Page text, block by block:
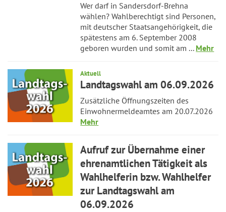
Wer darf in Sandersdorf-Brehna
wählen? Wahlberechtigt sind Personen,
mit deutscher Staatsangehörigkeit, die
spätestens am 6. September 2008
geboren wurden und somit am ... Mehr
Aktuell
Landtagswahl am 06.09.2026
Zusätzliche Öffnungszeiten des
Einwohnermeldeamtes am 20.07.2026
Mehr
Aufruf zur Übernahme einer
ehrenamtlichen Tätigkeit als
Wahlhelferin bzw. Wahlhelfer
zur Landtagswahl am
06.09.2026